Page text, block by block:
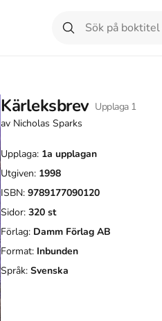
Kärleksbrev Upplaga 1
av Nicholas Sparks
Upplaga: 1a upplagan
Utgiven: 1998
ISBN: 9789177090120
Sidor: 320 st
Förlag: Damm Förlag AB
Format: Inbunden
Språk: Svenska